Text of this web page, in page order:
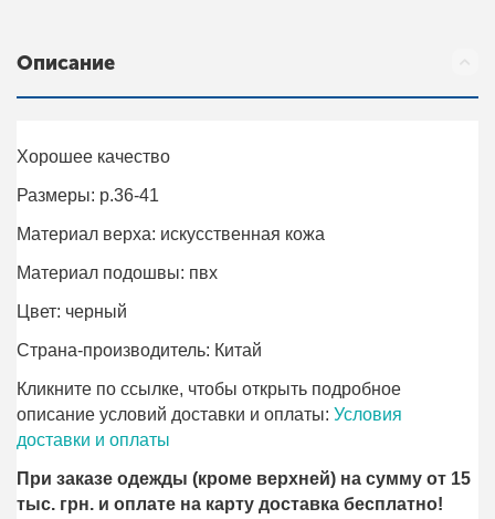
Описание
Хорошее качество
Размеры: р.36-41
Материал верха: искусственная кожа
Материал подошвы: пвх
Цвет: черный
Страна-производитель: Китай
Кликните по ссылке, чтобы открыть подробное
описание условий доставки и оплаты:Условия
доставки и оплаты
При заказе одежды (кроме верхней) на сумму от 15
тыс. грн. и оплате на карту доставка бесплатно!